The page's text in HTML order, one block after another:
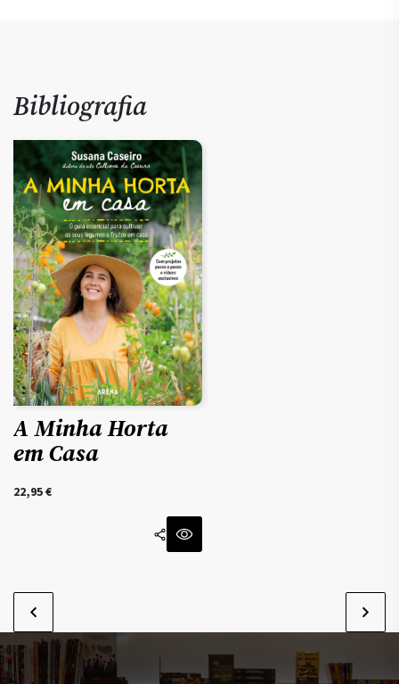
Bibliografia
A Minha Horta
em Casa
22,95€